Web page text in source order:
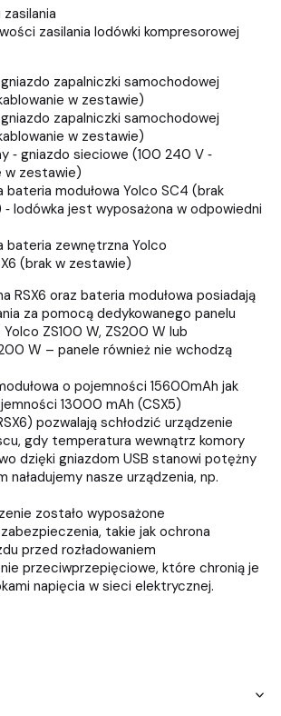
zasilania lodówki kompresorowej
gniazdo zapalniczki samochodowej
w zestawie)
gniazdo zapalniczki samochodowej
w zestawie)
‑ gniazdo sieciowe (100 240 V ‑
w zestawie)
bateria modułowa Yolco SC4 (brak
lodówka jest wyposażona w odpowiedni
bateria zewnętrzna Yolco
(brak w zestawie)
RSX6 oraz bateria modułowa posiadają
za pomocą dedykowanego panelu
ZS100 W, ZS200 W lub
W – panele również nie wchodzą
o pojemności 15600mAh jak
13000 mAh (CSX5)
pozwalają schłodzić urządzenie
gdy temperatura wewnątrz komory
dzięki gniazdom USB stanowi potężny
naładujemy nasze urządzenia, np.
zostało wyposażone
takie jak ochrona
przed rozładowaniem
przeciwprzepięciowe, które chronią je
napięcia w sieci elektrycznej.